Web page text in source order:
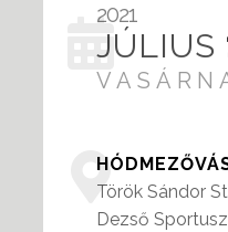
2021
JÚLIUS
Török Sándor
Dezső